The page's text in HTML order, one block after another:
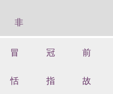
非
冒 冠 前
恬 指 故